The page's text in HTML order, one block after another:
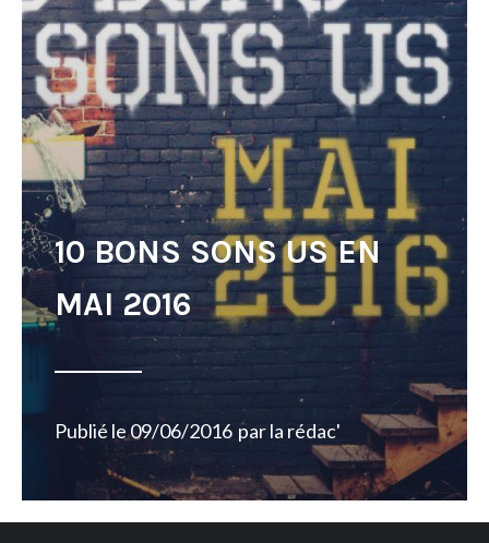
10 BONS SONS US EN
MAI 2016
Publié le09/06/2016 parla rédac'